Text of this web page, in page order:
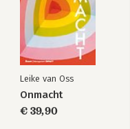
Leike van Oss
Onmacht
€ 39,90